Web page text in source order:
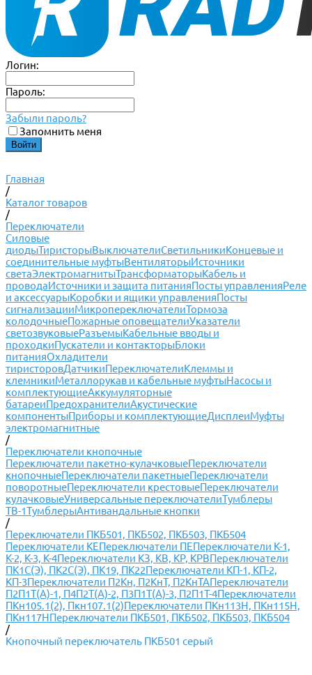
Логин:
Пароль:
Забыли пароль?
Запомнить меня
Главная
/
Каталог товаров
/
Переключатели
Силовые
диодыТиристорыВыключателиСветильникиКонцевые и
соединительные муфтыВентиляторыИсточники
светаЭлектромагнитыТрансформаторыКабель и
проводаИсточники и защита питанияПосты управленияРеле
и аксессуарыКоробки и ящики управленияПосты
сигнализацииМикропереключателиТормоза
колодочныеПожарные оповещателиУказатели
светозвуковыеРазъемыКабельные вводы и
проходкиПускатели и контакторыБлоки
питанияОхладители
тиристоровДатчикиПереключателиКлеммы и
клемникиМеталлорукав и кабельные муфтыНасосы и
комплектующиеАккумуляторные
батареиПредохранителиАкустические
компонентыПриборы и комплектующиеДисплеиМуфты
электромагнитные
/
Переключатели кнопочные
Переключатели пакетно-кулачковыеПереключатели
кнопочныеПереключатели пакетныеПереключатели
поворотныеПереключатели крестовыеПереключатели
кулачковыеУниверсальные переключателиТумблеры
ТВ-1ТумблерыАнтивандальные кнопки
/
Переключатели ПКБ501, ПКБ502, ПКБ503, ПКБ504
Переключатели КЕПереключатели ПЕПереключатели К-1,
К-2, К-3, К-4Переключатели КЗ, КВ, КР, КРВПереключатели
ПК1С(Э), ПК2С(Э), ПК19, ПК22Переключатели КП-1, КП-2,
КП-3Переключатели П2Кн, П2КнТ, П2КнТАПереключатели
П2П1Т(А)-1, П4П2Т(А)-2, П3П1Т(А)-3, П2П1Т-4Переключатели
ПКн105.1(2), Пкн107.1(2)Переключатели ПКн113Н, ПКн115Н,
ПКн117НПереключатели ПКБ501, ПКБ502, ПКБ503, ПКБ504
/
Кнопочный переключатель ПКБ501 серый